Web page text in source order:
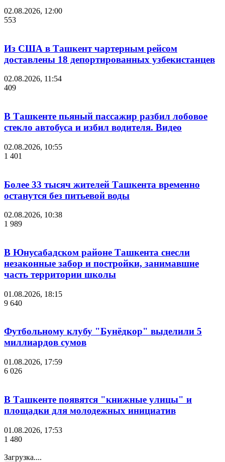
02.08.2026, 12:00
553
Из США в Ташкент чартерным рейсом
доставлены 18 депортированных узбекистанцев
02.08.2026, 11:54
409
В Ташкенте пьяный пассажир разбил лобовое
стекло автобуса и избил водителя. Видео
02.08.2026, 10:55
1 401
Более 33 тысяч жителей Ташкента временно
останутся без питьевой воды
02.08.2026, 10:38
1 989
В Юнусабадском районе Ташкента снесли
незаконные забор и постройки, занимавшие
часть территории школы
01.08.2026, 18:15
9 640
Футбольному клубу "Бунёдкор" выделили 5
миллиардов сумов
01.08.2026, 17:59
6 026
В Ташкенте появятся "книжные улицы" и
площадки для молодежных инициатив
01.08.2026, 17:53
1 480
Загрузка....